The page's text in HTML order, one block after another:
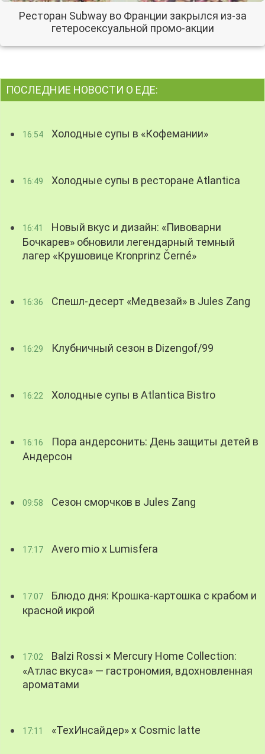
Ресторан Subway во Франции закрылся из-за
гетеросексуальной промо-акции
ПОСЛЕДНИЕ НОВОСТИ О ЕДЕ:
16:54 Холодные супы в «Кофемании»
16:49 Холодные супы в ресторане Atlantica
16:41
Новый вкус и дизайн: «Пивоварни
Бочкарев» обновили легендарный темный
лагер «Крушовице Kronprinz Černé»
16:36 Спешл-десерт «Медвезай» в Jules Zang
16:29 Клубничный сезон в Dizengof/99
16:22 Холодные супы в Atlantica Bistro
16:16
Пора андерсонить: День защиты детей в
Андерсон
09:58 Сезон сморчков в Jules Zang
17:17 Avero mio x Lumisfera
17:07
Блюдо дня: Крошка-картошка с крабом и
красной икрой
17:02
Balzi Rossi × Mercury Home Collection:
«Атлас вкуса» — гастрономия, вдохновленная
ароматами
17:11 «ТехИнсайдер» х Cosmic latte